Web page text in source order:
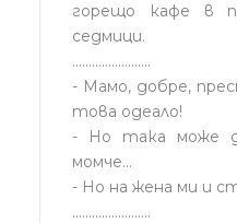
горещо кафе в
седмици.
........................
- Мамо, добре,
това одеало!
- Но така може
момче…
- Но на жена ми и
........................